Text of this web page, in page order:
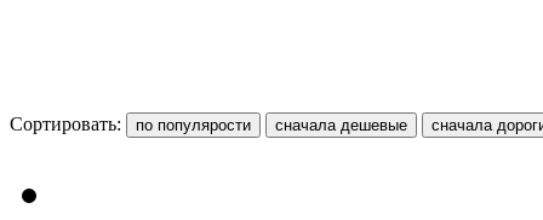
Сортировать: